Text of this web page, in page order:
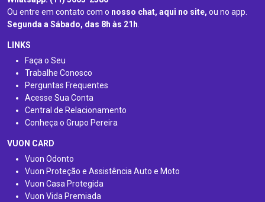
Ou entre em contato com o nosso chat, aqui no site, ou no app.
Segunda a Sábado, das 8h às 21h.
LINKS
Faça o Seu
Trabalhe Conosco
Perguntas Frequentes
Acesse Sua Conta
Central de Relacionamento
Conheça o Grupo Pereira
VUON CARD
Vuon Odonto
Vuon Proteção e Assistência Auto e Moto
Vuon Casa Protegida
Vuon Vida Premiada